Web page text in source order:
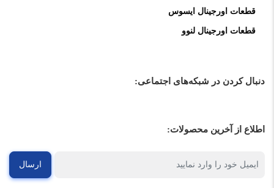
قطعات اورجینال ایسوس
قطعات اورجینال لنوو
دنبال کردن در شبکه‌های اجتماعی:
اطلاع از آخرین محصولات:
ارسال